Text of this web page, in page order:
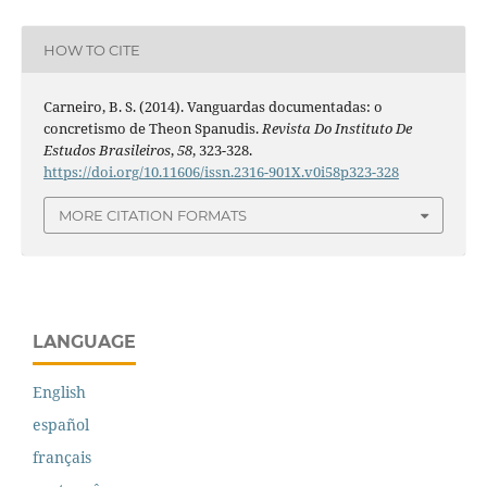
HOW TO CITE
Carneiro, B. S. (2014). Vanguardas documentadas: o
concretismo de Theon Spanudis. Revista Do Instituto De
Estudos Brasileiros,58, 323-328.
https://doi.org/10.11606/issn.2316-901X.v0i58p323-328
MORE CITATION FORMATS
LANGUAGE
English
español
français